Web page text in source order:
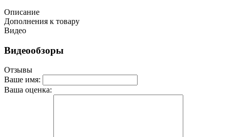
Описание
Дополнения к товару
Видео
Видеообзоры
Отзывы
Ваше имя:
Ваша оценка: